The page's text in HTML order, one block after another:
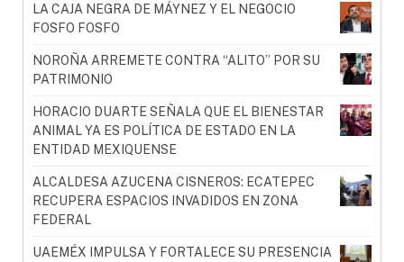
LA CAJA NEGRA DE MÁYNEZ Y EL NEGOCIO
FOSFO FOSFO
NOROÑA ARREMETE CONTRA “ALITO” POR SU
PATRIMONIO
HORACIO DUARTE SEÑALA QUE EL BIENESTAR
ANIMAL YA ES POLÍTICA DE ESTADO EN LA
ENTIDAD MEXIQUENSE
ALCALDESA AZUCENA CISNEROS: ECATEPEC
RECUPERA ESPACIOS INVADIDOS EN ZONA
FEDERAL
UAEMÉX IMPULSA Y FORTALECE SU PRESENCIA